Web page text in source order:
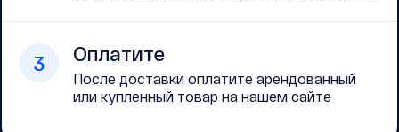
3 Оплатите
После доставки оплатите арендованный
или купленный товар на нашем сайте